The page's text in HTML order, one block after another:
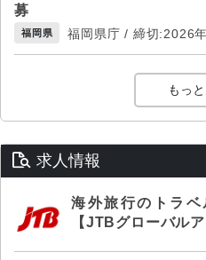
募
福岡県 福岡県庁 / 締切:2026
もっ
求人情報
海外旅行のトラ
【JTBグローバル